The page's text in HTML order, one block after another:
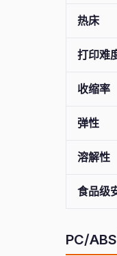
热床
打印难
收缩率
弹性
溶解性
食品级
PC/